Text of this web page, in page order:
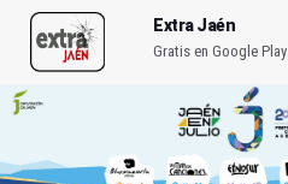
Extra Jaén
Gratis en Google Play